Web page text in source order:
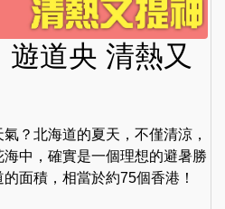
道央 清熱又
？北海道的夏天，不僅清涼，
中，確實是一個理想的避暑勝
面積，相當於約75個香港！